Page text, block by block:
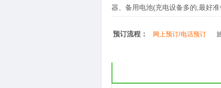
器、备用电池(充电设备多的,最好
预订流程： 网上预订/电话预订